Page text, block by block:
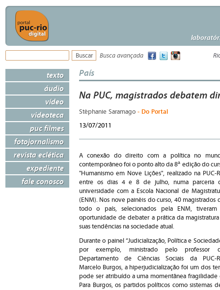
Busca avançada
texto
áudio
vídeo
videoteca
puc filmes
fotojornalismo
revista eclética
expediente
fale conosco
País
Na PUC, magistrados debatem
Stéphanie Saramago - Do Portal
13/07/2011
A conexão do direito com a política no
contemporâneo foi o ponto alto da 8ª edição do
"Humanismo em Nove Lições", realizado na PUC-
entre os dias 4 e 8 de julho, numa parceria
universidade com a Escola Nacional de
(ENM). Nos nove painéis do curso, 40 magistrados
todo o país, selecionados pela ENM,
oportunidade de debater a prática da
suas tendências na sociedade atual.
Durante o painel “Judicialização, Política e
por exemplo, ministrado pelo professor
Departamento de Ciências Sociais da PUC-
Marcelo Burgos, a hiperjudicialização foi um dos
pode ser atribuído a uma momentânea
Para Burgos, os partidos políticos como sistemas